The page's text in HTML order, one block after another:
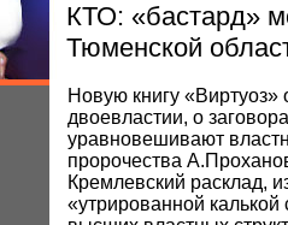
КТО: «бастард»
Тюменской
Новую книгу
двоевластии, о
уравновешивают
пророчества
Кремлевский расклад,
«утрированной